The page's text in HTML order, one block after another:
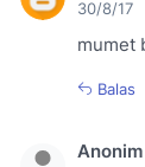
30/8/17
mumet
Balas
Anonim